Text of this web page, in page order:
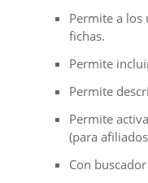
Permite a los
fichas.
Permite
Permite
Permite
(para
Con